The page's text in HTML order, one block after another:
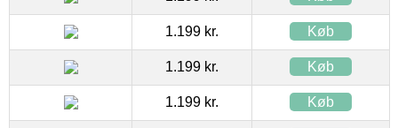
1.199 kr. Køb
1.199 kr. Køb
1.199 kr. Køb